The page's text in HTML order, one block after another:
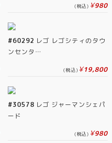
(税込) ¥980
#60292 レゴ レゴシティのタウ
ンセンタ…
(税込) ¥19,800
#30578 レゴ ジャーマンシェパ
ード
(税込) ¥980